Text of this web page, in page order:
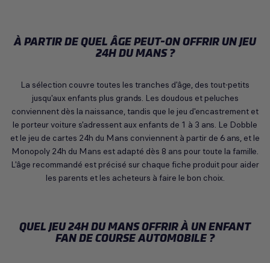
À PARTIR DE QUEL ÂGE PEUT-ON OFFRIR UN JEU
24H DU MANS ?
La sélection couvre toutes les tranches d'âge, des tout-petits
jusqu'aux enfants plus grands. Les doudous et peluches
conviennent dès la naissance, tandis que le jeu d'encastrement et
le porteur voiture s'adressent aux enfants de 1 à 3 ans. Le Dobble
et le jeu de cartes 24h du Mans conviennent à partir de 6 ans, et le
Monopoly 24h du Mans est adapté dès 8 ans pour toute la famille.
L'âge recommandé est précisé sur chaque fiche produit pour aider
les parents et les acheteurs à faire le bon choix.
QUEL JEU 24H DU MANS OFFRIR À UN ENFANT
FAN DE COURSE AUTOMOBILE ?